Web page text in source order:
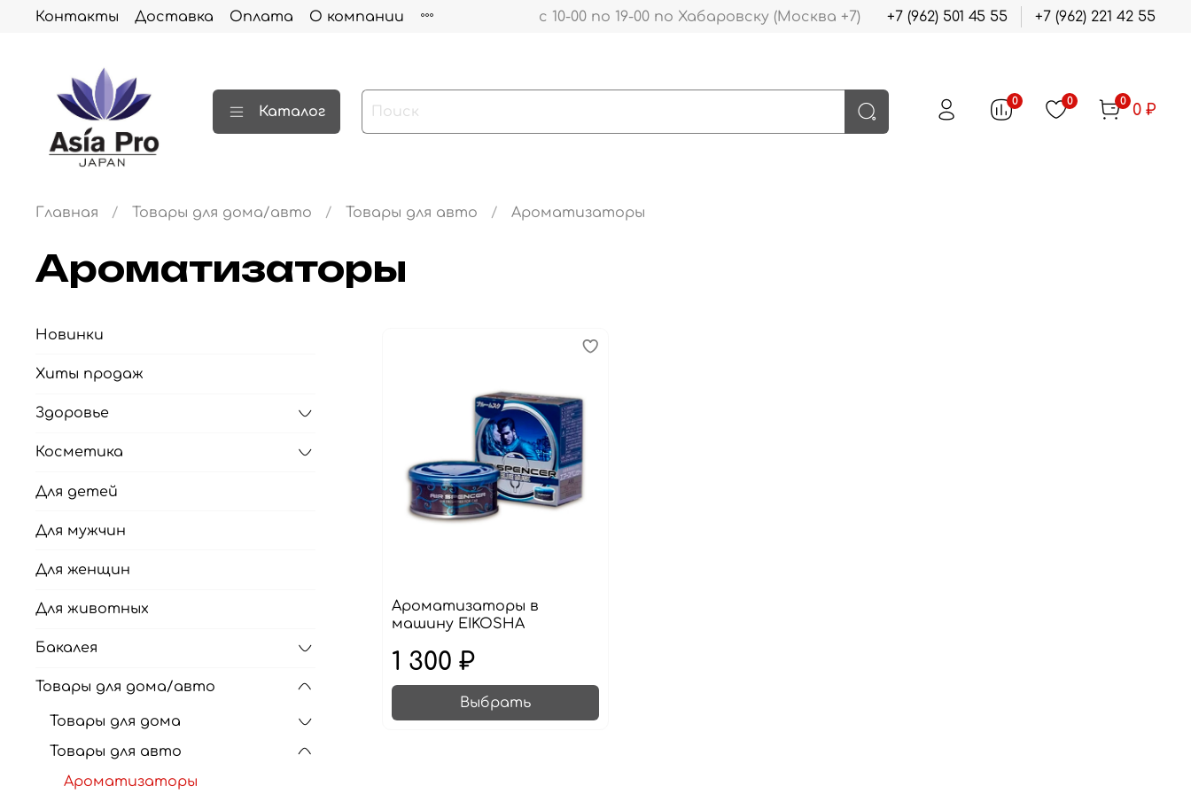
Контакты Доставка Оплата О компании с 10-00 по 19-00 по Хабаровску (Москва +7) +7 (962) 501 45 55 +7 (962) 221 42 55
Каталог
0 0 0 0 ₽
Главная Товары для дома/авто Товары для авто Ароматизаторы
Ароматизаторы
Ароматизаторы в
машину EIKOSHA
1 300 ₽
Выбрать
Новинки
Хиты продаж
Здоровье
Косметика
Для детей
Для мужчин
Для женщин
Для животных
Бакалея
Товары для дома/авто
Товары для дома
Товары для авто
Ароматизаторы